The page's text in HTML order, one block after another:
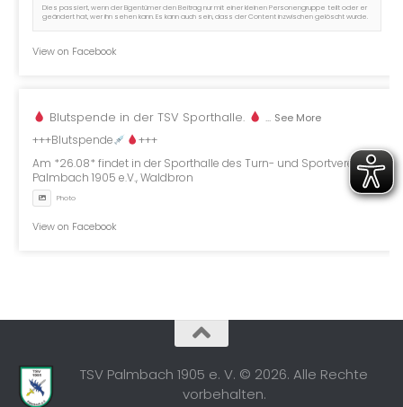
Dies passiert, wenn der Eigentümer den Beitrag nur mit einer kleinen Personengruppe teilt oder er
geändert hat, wer ihn sehen kann. Es kann auch sein, dass der Content inzwischen gelöscht wurde.
View on Facebook
Blutspende in der TSV Sporthalle.
+++Blutspende
+++
Am *26.08* findet in der Sporthalle des Turn- und Sportverein
Palmbach 1905 e.V., Waldbron
... See More
Photo
View on Facebook
TSV Palmbach 1905 e. V. © 2026. Alle Rechte
vorbehalten.